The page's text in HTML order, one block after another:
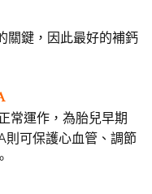
關鍵，因此最好的補鈣
常運作，為胎兒早期
則可保護心血管、調節